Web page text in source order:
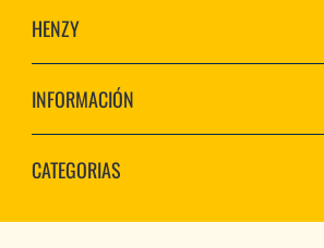
HENZY
INFORMACIÓN
CATEGORIAS